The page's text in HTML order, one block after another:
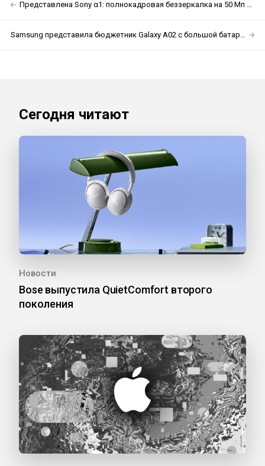
Представлена Sony α1: полнокадровая беззеркалка на 50 Мп за 7300 евро
Samsung представила бюджетник Galaxy A02 с большой батарейкой
Сегодня читают
Новости
Bose выпустила QuietComfort второго
поколения